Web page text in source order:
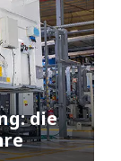
die